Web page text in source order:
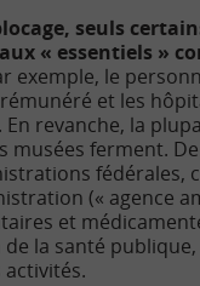
seuls
« essentiels »
exemple, le
et les
revanche, la
musées ferment.
fédérales,
(« agence
et
la santé